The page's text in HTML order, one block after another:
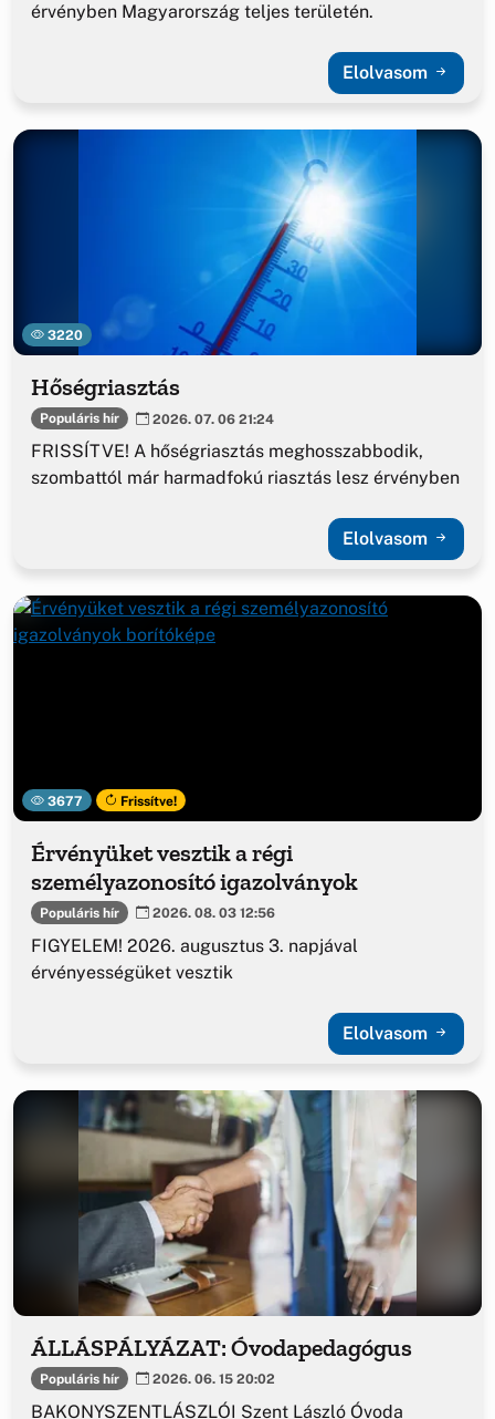
érvényben Magyarország teljes területén.
Elolvasom
3220
Hőségriasztás
Populáris hír 2026. 07. 06 21:24
FRISSÍTVE! A hőségriasztás meghosszabbodik,
szombattól már harmadfokú riasztás lesz érvényben
Elolvasom
3677 Frissítve!
Érvényüket vesztik a régi
személyazonosító igazolványok
Populáris hír 2026. 08. 03 12:56
FIGYELEM! 2026. augusztus 3. napjával
érvényességüket vesztik
Elolvasom
ÁLLÁSPÁLYÁZAT: Óvodapedagógus
Populáris hír 2026. 06. 15 20:02
BAKONYSZENTLÁSZLÓI Szent László Óvoda